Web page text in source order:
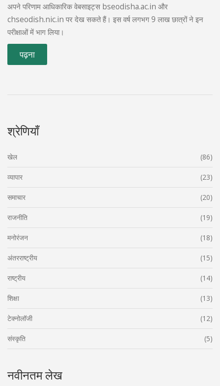
अपने परिणाम आधिकारिक वेबसाइट्स bseodisha.ac.in और
chseodish.nic.in पर देख सकते हैं। इस वर्ष लगभग 9 लाख छात्रों ने इन
परीक्षाओं में भाग लिया।
पढ़ना
श्रेणियाँ
खेल (86)
व्यापार (23)
समाचार (20)
राजनीति (19)
मनोरंजन (18)
अंतरराष्ट्रीय (15)
राष्ट्रीय (14)
शिक्षा (13)
टेक्नोलॉजी (12)
संस्कृति (5)
नवीनतम लेख